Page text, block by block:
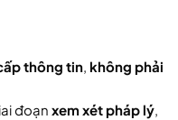
thông tin, không phải
đoạn xem xét pháp lý,